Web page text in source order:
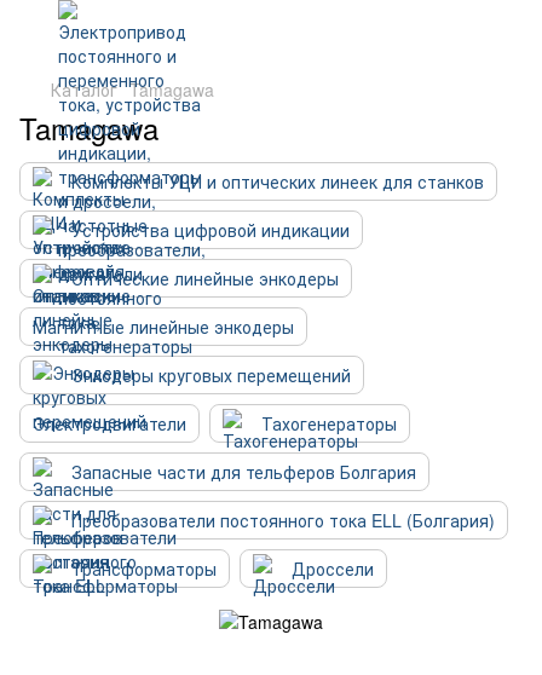
Каталог Tamagawa
Tamagawa
Комплекты УЦИ и оптических линеек для станков
Устройства цифровой индикации
Оптические линейные энкодеры
Магнитные линейные энкодеры
Энкодеры круговых перемещений
Электродвигатели
Тахогенераторы
Запасные части для тельферов Болгария
Преобразователи постоянного тока ELL (Болгария)
Трансформаторы
Дроссели